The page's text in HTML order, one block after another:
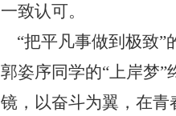
一致认可。
“把平凡事做到极致”
郭姿序同学的“上岸梦
镜，以奋斗为翼，在